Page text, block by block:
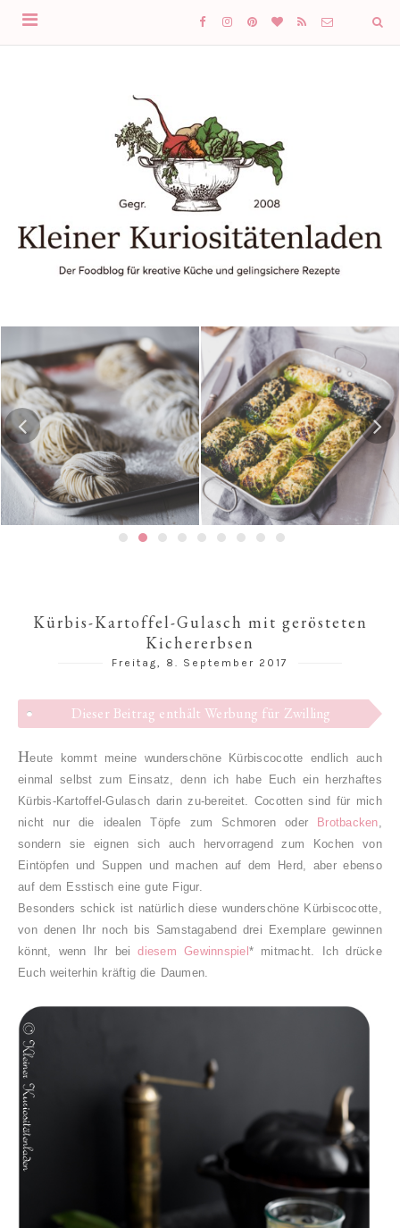
Risotto-Wirsing-Rouladen
Gedämpfte Jiaozi mit
Schweinefleischfüllung | 餃
子 / 饺子
Kürbis-Kartoffel-Gulasch mit gerösteten
Kichererbsen
Freitag, 8. September 2017
Dieser Beitrag enthält Werbung für Zwilling
Heute kommt meine wunderschöne Kürbiscocotte endlich auch
einmal selbst zum Einsatz, denn ich habe Euch ein herzhaftes
Kürbis-Kartoffel-Gulasch darin zu-bereitet. Cocotten sind für mich
nicht nur die idealen Töpfe zum Schmoren oder
Brotbacken,
sondern sie eignen sich auch hervorragend zum Kochen von
Eintöpfen und Suppen und machen auf dem Herd, aber ebenso
auf dem Esstisch eine gute Figur.
Besonders schick ist natürlich diese wunderschöne Kürbiscocotte,
von denen Ihr noch bis Samstagabend drei Exemplare gewinnen
könnt, wenn Ihr beidiesem Gewinnspiel * mitmacht. Ich drücke
Euch weiterhin kräftig die Daumen.